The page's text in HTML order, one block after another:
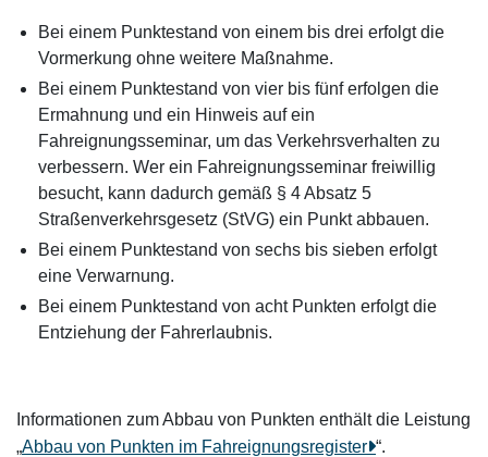
Bei einem Punktestand von einem bis drei erfolgt die
Vormerkung ohne weitere Maßnahme.
Bei einem Punktestand von vier bis fünf erfolgen die
Ermahnung und ein Hinweis auf ein
Fahreignungsseminar, um das Verkehrsverhalten zu
verbessern. Wer ein Fahreignungsseminar freiwillig
besucht, kann dadurch gemäß § 4 Absatz 5
Straßenverkehrsgesetz (StVG) ein Punkt abbauen.
Bei einem Punktestand von sechs bis sieben erfolgt
eine Verwarnung.
Bei einem Punktestand von acht Punkten erfolgt die
Entziehung der Fahrerlaubnis.
Informationen zum Abbau von Punkten enthält die Leistung
„Abbau von Punkten im Fahreignungsregister “.